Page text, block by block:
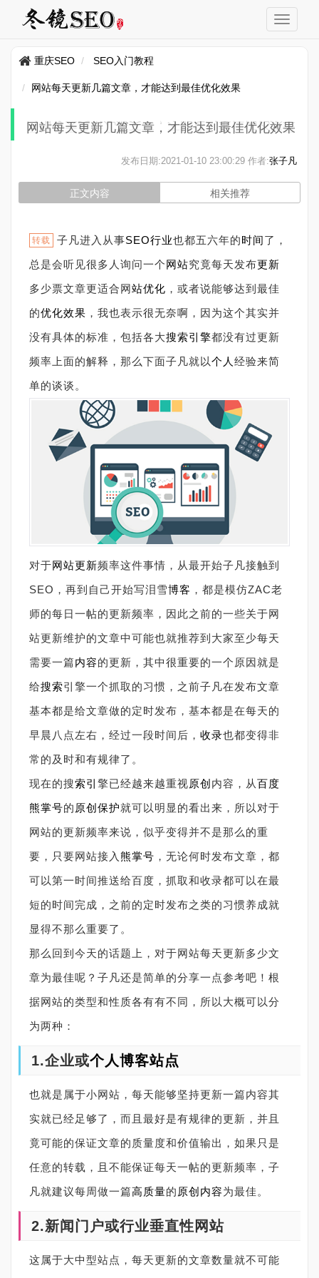
重庆SEO SEO入门教程
网站每天更新几篇文章，才能达到最佳优化效果
网站每天更新几篇文章，才能达到最佳优化效果
发布日期:2021-01-10 23:00:29 作者:张子凡
正文内容 相关推荐
转载 子凡进入从事SEO行业也都五六年的时间了，
总是会听见很多人询问一个网站究竟每天发布更新
多少票文章更适合网站优化 ，或者说能够达到最佳
的优化效果 ，我也表示很无奈啊，因为这个其实并
没有具体的标准，包括各大搜索引擎都没有过更新
频率上面的解释，那么下面子凡就以个人 经验来简
单的谈谈。
对于网站更新频率这件事情，从最开始子凡接触到
SEO，再到自己开始写泪雪博客 ，都是模仿ZAC老
师的每日一帖的更新频率，因此之前的一些关于网
站更新维护的文章中可能也就推荐到大家至少每天
需要一篇内容的更新，其中很重要的一个原因就是
给搜索引擎一个抓取的习惯，之前子凡在发布文章
基本都是给文章做的定时发布，基本都是在每天的
早晨八点左右，经过一段时间后， 收录也都变得非
常的及时和有规律了。
现在的搜索引 擎已经越来越重视原创 内容，从百度
熊掌号的 原创保护就可以明显的看出来，所以对于
网站的更新频率来说，似乎变得并不是那么的重
要，只要网站接入 熊掌号 ，无论何时发布文章，都
可以第一时间推送给百度，抓取和收录都可以在最
短的时间完成，之前的定时发布之类的习惯养成就
显得不那么重要了。
那么回到今天的话题上，对于网站每天更新多少文
章为最佳呢？子凡还是简单的分享一点参考吧！根
据网站的类型和性质各有有不同，所以大概可以分
为两种：
1.企业或个人博客站点
也就是属于小网站，每天能够坚持更新一篇内容其
实就已经足够了，而且最好是有规律的更新，并且
竟可能的保证文章的质量度和价值输出，如果只是
任意的转载，且不能保证每天一帖的更新频率，子
凡就建议每周做一篇高质量的 原创内容为最佳。
2.新闻门户或行业垂直性网站
这属于大中型站点，每天更新的文章数量就不可能